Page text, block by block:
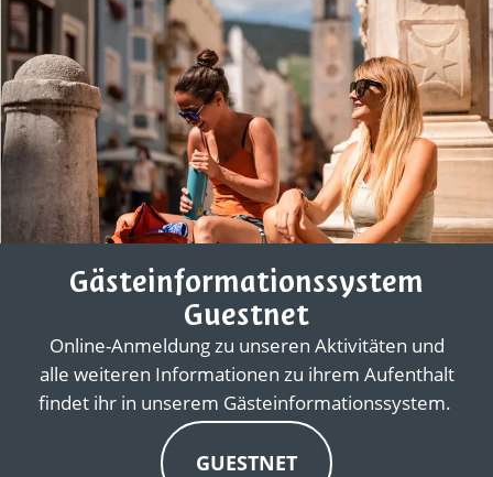
Gästeinformationssystem
Guestnet
Online-Anmeldung zu unseren Aktivitäten und
alle weiteren Informationen zu ihrem Aufenthalt
findet ihr in unserem Gästeinformationssystem.
GUESTNET